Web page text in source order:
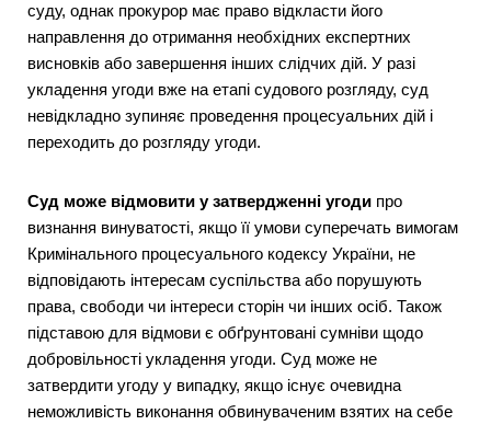
суду, однак прокурор має право відкласти його
направлення до отримання необхідних експертних
висновків або завершення інших слідчих дій. У разі
укладення угоди вже на етапі судового розгляду, суд
невідкладно зупиняє проведення процесуальних дій і
переходить до розгляду угоди.
Суд може відмовити у затвердженні угоди про
визнання винуватості, якщо її умови суперечать вимогам
Кримінального процесуального кодексу України, не
відповідають інтересам суспільства або порушують
права, свободи чи інтереси сторін чи інших осіб. Також
підставою для відмови є обґрунтовані сумніви щодо
добровільності укладення угоди. Суд може не
затвердити угоду у випадку, якщо існує очевидна
неможливість виконання обвинуваченим взятих на себе